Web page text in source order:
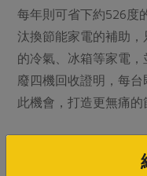
每年則可省下約526度
汰換節能家電的補助
的冷氣、冰箱等家電
廢四機回收證明，每
此機會，打造更無痛的
計畫，透過提升能源